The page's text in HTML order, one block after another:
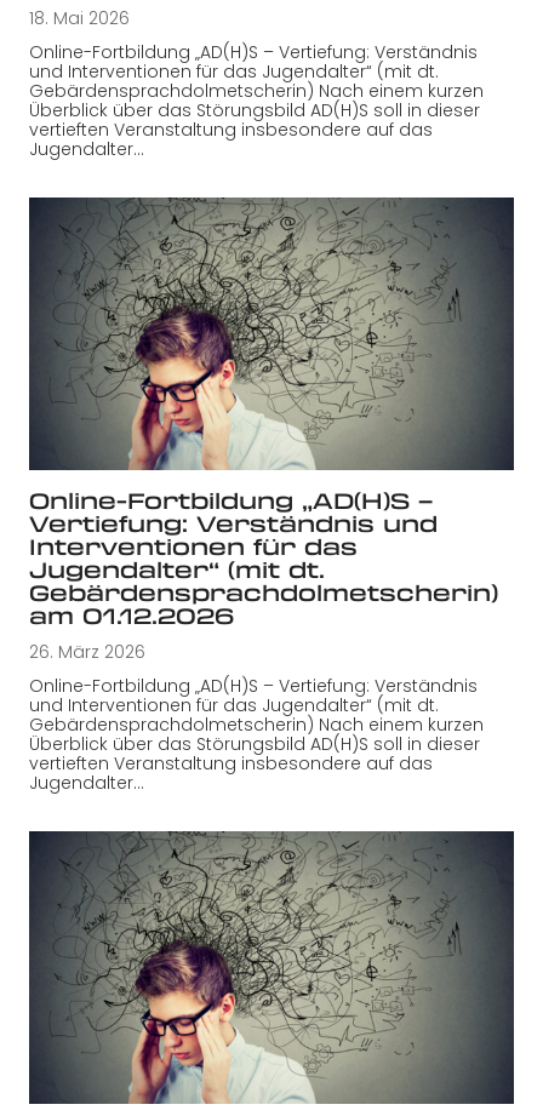
18. Mai 2026
Online-Fortbildung „AD(H)S – Vertiefung: Verständnis
und Interventionen für das Jugendalter“ (mit dt.
Gebärdensprachdolmetscherin) Nach einem kurzen
Überblick über das Störungsbild AD(H)S soll in dieser
vertieften Veranstaltung insbesondere auf das
Jugendalter…
Online-Fortbildung „AD(H)S –
Vertiefung: Verständnis und
Interventionen für das
Jugendalter“ (mit dt.
Gebärdensprachdolmetscherin)
am 01.12.2026
26. März 2026
Online-Fortbildung „AD(H)S – Vertiefung: Verständnis
und Interventionen für das Jugendalter“ (mit dt.
Gebärdensprachdolmetscherin) Nach einem kurzen
Überblick über das Störungsbild AD(H)S soll in dieser
vertieften Veranstaltung insbesondere auf das
Jugendalter…